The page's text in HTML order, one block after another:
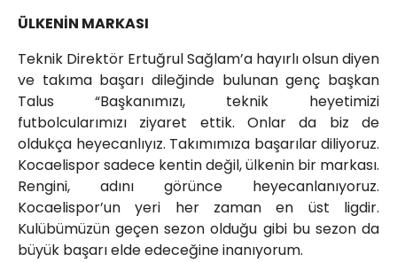
ÜLKENİN MARKASI
Teknik Direktör Ertuğrul Sağlam’a hayırlı olsun diyen
ve takıma başarı dileğinde bulunan genç başkan
Talus “Başkanımızı, teknik heyetimizi
futbolcularımızı ziyaret ettik. Onlar da biz de
oldukça heyecanlıyız. Takımımıza başarılar diliyoruz.
Kocaelispor sadece kentin değil, ülkenin bir markası.
Rengini, adını görünce heyecanlanıyoruz.
Kocaelispor’un yeri her zaman en üst ligdir.
Kulübümüzün geçen sezon olduğu gibi bu sezon da
büyük başarı elde edeceğine inanıyorum.